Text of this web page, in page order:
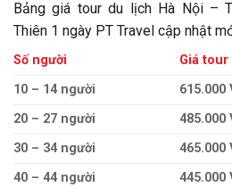
Bảng giá tour du lịch Hà Nội –
Thiên 1 ngày PT Travel cập nhật
Số người
Giá tour
10 – 14 người
615.000
20 – 27 người
485.000
30 – 34 người
465.000
40 – 44 người
445.000